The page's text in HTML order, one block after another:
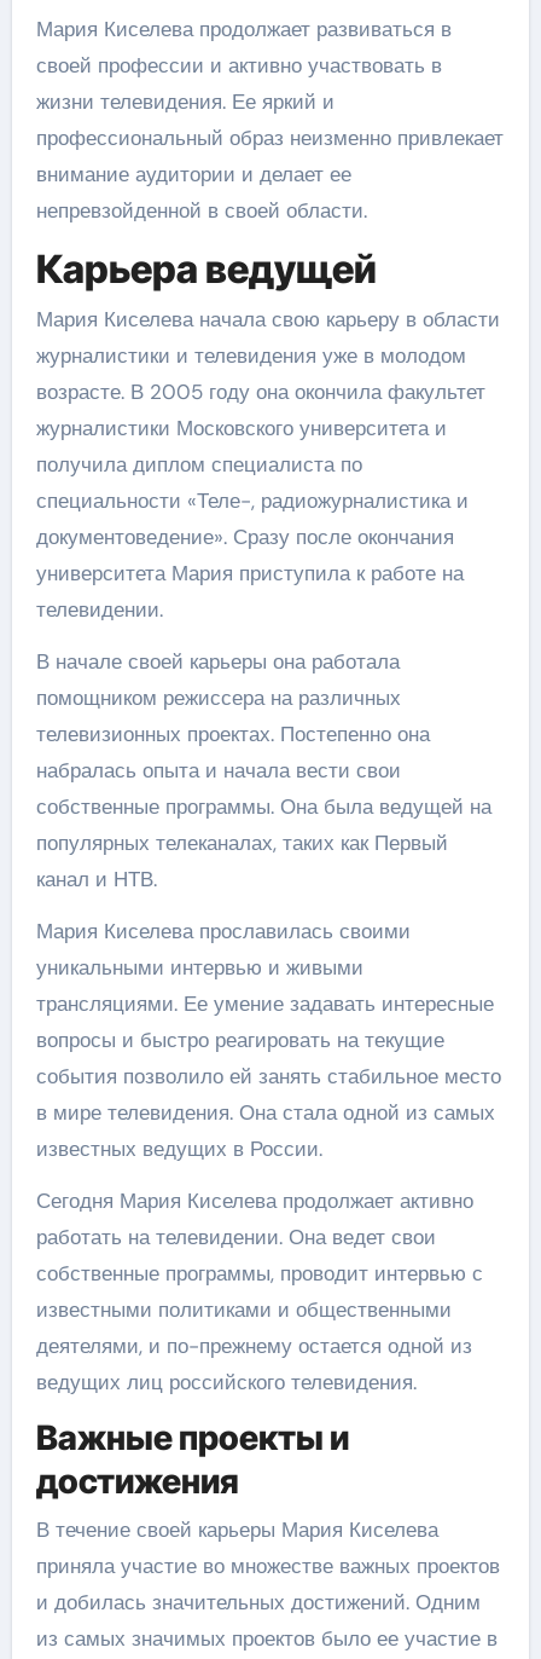
Мария Киселева продолжает развиваться в
своей профессии и активно участвовать в
жизни телевидения. Ее яркий и
профессиональный образ неизменно привлекает
внимание аудитории и делает ее
непревзойденной в своей области.
Карьера ведущей
Мария Киселева начала свою карьеру в области
журналистики и телевидения уже в молодом
возрасте. В 2005 году она окончила факультет
журналистики Московского университета и
получила диплом специалиста по
специальности «Теле-, радиожурналистика и
документоведение». Сразу после окончания
университета Мария приступила к работе на
телевидении.
В начале своей карьеры она работала
помощником режиссера на различных
телевизионных проектах. Постепенно она
набралась опыта и начала вести свои
собственные программы. Она была ведущей на
популярных телеканалах, таких как Первый
канал и НТВ.
Мария Киселева прославилась своими
уникальными интервью и живыми
трансляциями. Ее умение задавать интересные
вопросы и быстро реагировать на текущие
события позволило ей занять стабильное место
в мире телевидения. Она стала одной из самых
известных ведущих в России.
Сегодня Мария Киселева продолжает активно
работать на телевидении. Она ведет свои
собственные программы, проводит интервью с
известными политиками и общественными
деятелями, и по-прежнему остается одной из
ведущих лиц российского телевидения.
Важные проекты и
достижения
В течение своей карьеры Мария Киселева
приняла участие во множестве важных проектов
и добилась значительных достижений. Одним
из самых значимых проектов было ее участие в